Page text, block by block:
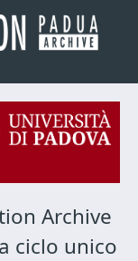
Archive
ciclo unico